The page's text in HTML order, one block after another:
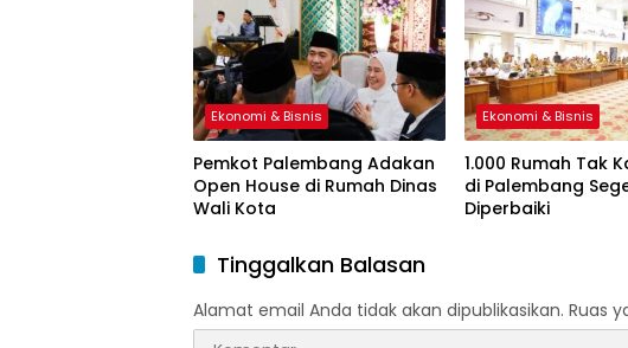
Ekonomi & Bisnis
Pemkot Palembang Adakan
Open House di Rumah Dinas
Wali Kota
Ekonomi & Bisnis
1.000 Rumah Tak
di Palembang
Diperbaiki
Tinggalkan Balasan
Alamat email Anda tidak akan dipublikasikan. Ruas